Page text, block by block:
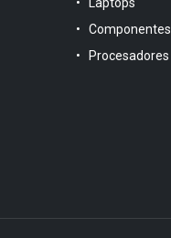
Componentes
Procesadores